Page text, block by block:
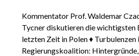
Kommentator Prof. Waldemar
Tycner diskutieren die wichtigsten
letzten Zeit in Polen ♦ Turbulenzen
Regierungskoalition: